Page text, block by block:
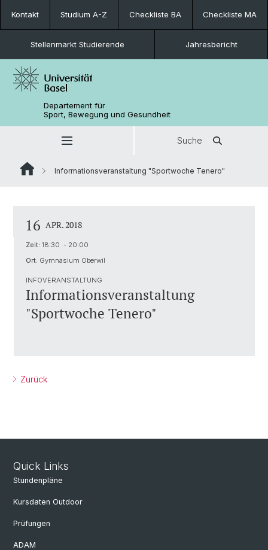
Kontakt Studium A-Z Checkliste BA Checkliste MA
Stellenmarkt Studierende Jahresbericht
Departement für
Sport, Bewegung und Gesundheit
Suche
Informationsveranstaltung "Sportwoche Tenero"
16 APR. 2018
Zeit: 18:30 - 20:00
Ort: Gymnasium Oberwil
INFOVERANSTALTUNG
Informationsveranstaltung
"Sportwoche Tenero"
Zurück
Quick Links
Stundenpläne
Kursdaten Outdoor
Prüfungen
ADAM